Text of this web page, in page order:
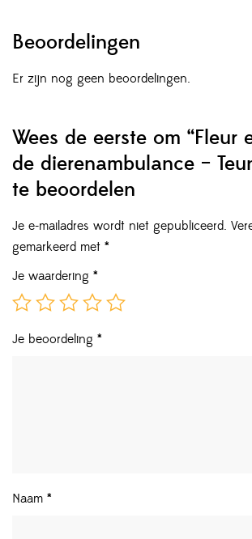
Beoordelingen
Er zijn nog geen beoordelingen.
Wees de eerste om “Fleur
de dierenambulance –
te beoordelen
Je e-mailadres wordt niet gepubliceerd.
gemarkeerd met *
Je waardering *
Je beoordeling *
Naam *